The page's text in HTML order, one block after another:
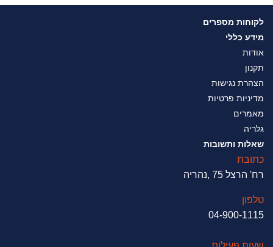
לקוחות מספרים
מידע כללי
אודות
תקנון
הצהרת נגישות
מדיניות פרטיות
מאמרים
גלריה
שאלות ותשובות
כתובת
רח' הרצל 75 ,נהריה
טלפון
04-900-1115